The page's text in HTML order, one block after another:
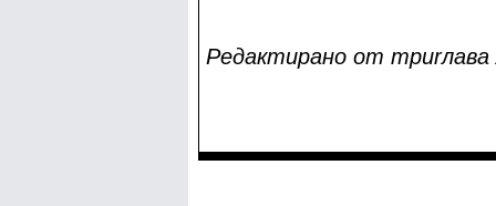
Редактирано от тpиrлaвa